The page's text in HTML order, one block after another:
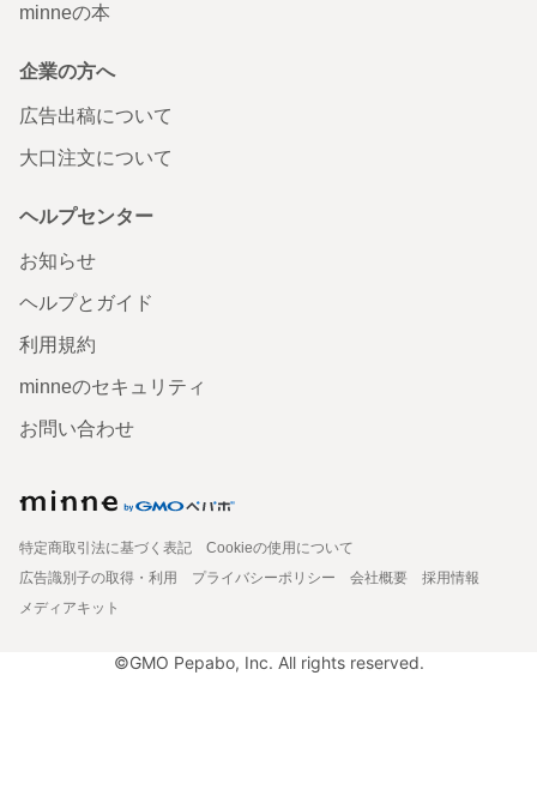
minneの本
企業の方へ
広告出稿について
大口注文について
ヘルプセンター
お知らせ
ヘルプとガイド
利用規約
minneのセキュリティ
お問い合わせ
特定商取引法に基づく表記
Cookieの使用について
広告識別子の取得・利用
プライバシーポリシー 会社概要
採用情報
メディアキット
©GMO Pepabo, Inc. All rights reserved.